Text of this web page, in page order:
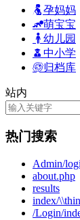
孕妈妈
萌宝宝
幼儿园
中小学
归档库
站内
热门搜索
Admin/
about.php
results
index/
/Login/